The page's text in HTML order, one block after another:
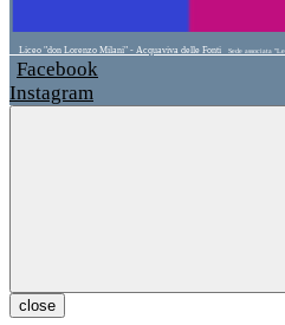
Liceo "don Lorenzo Milani" - Acquaviva delle Fonti Sede associata
Facebook
Instagram
close